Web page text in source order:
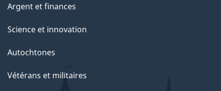
Argent et finances
Science et innovation
Autochtones
Vétérans et militaires